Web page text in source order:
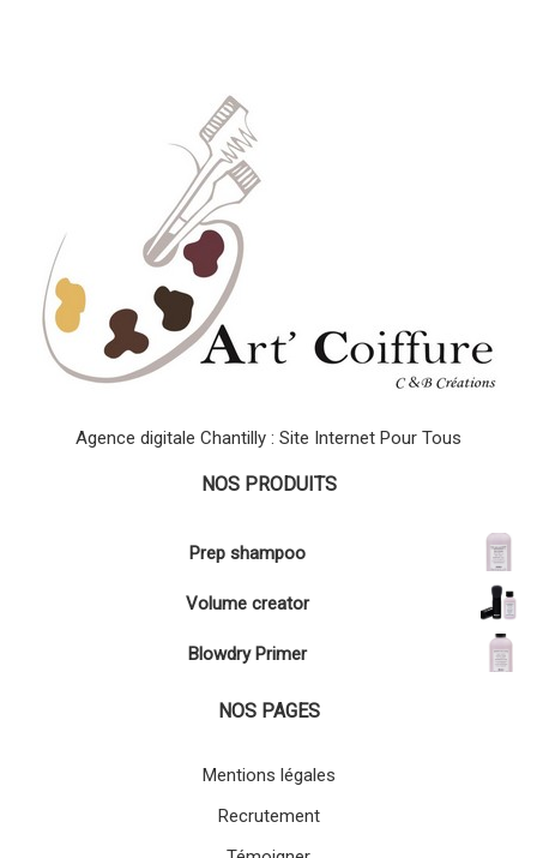
Agence digitale Chantilly : Site Internet Pour Tous
NOS PRODUITS
Prep shampoo
Volume creator
Blowdry Primer
NOS PAGES
Mentions légales
Recrutement